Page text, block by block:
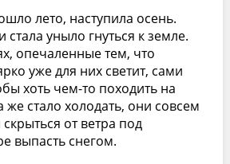
лето, наступила осень.
стала уныло гнуться к земле.
опечаленные тем, что
уже для них светит, сами
хоть чем-то походить на
стало холодать, они совсем
от ветра под
выпасть снегом.